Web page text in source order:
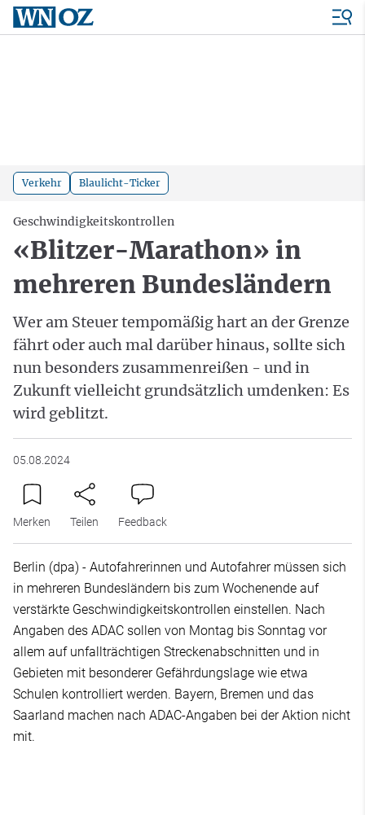
Verkehr Blaulicht-Ticker
Geschwindigkeitskontrollen
«Blitzer-Marathon» in
mehreren Bundesländern
Wer am Steuer tempomäßig hart an der Grenze
fährt oder auch mal darüber hinaus, sollte sich
nun besonders zusammenreißen - und in
Zukunft vielleicht grundsätzlich umdenken: Es
wird geblitzt.
05.08.2024
Merken Teilen Feedback
Berlin (dpa) - Autofahrerinnen und Autofahrer müssen sich
in mehreren Bundesländern bis zum Wochenende auf
verstärkte Geschwindigkeitskontrollen einstellen. Nach
Angaben des ADAC sollen von Montag bis Sonntag vor
allem auf unfallträchtigen Streckenabschnitten und in
Gebieten mit besonderer Gefährdungslage wie etwa
Schulen kontrolliert werden. Bayern, Bremen und das
Saarland machen nach ADAC-Angaben bei der Aktion nicht
mit.